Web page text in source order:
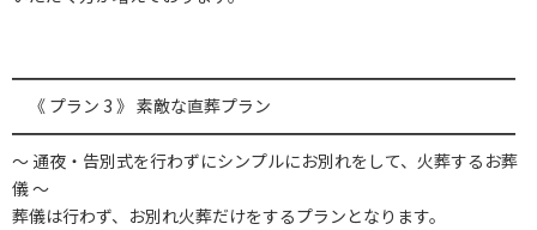
━━━━━━━━━━━━━━━━━━━━━━━━━━━━━━
《 プラン 3 》 素敵な直葬プラン
━━━━━━━━━━━━━━━━━━━━━━━━━━━━━━
～ 通夜・告別式を行わずにシンプルにお別れをして、火葬するお葬
儀 ～
葬儀は行わず、お別れ火葬だけをするプランとなります。